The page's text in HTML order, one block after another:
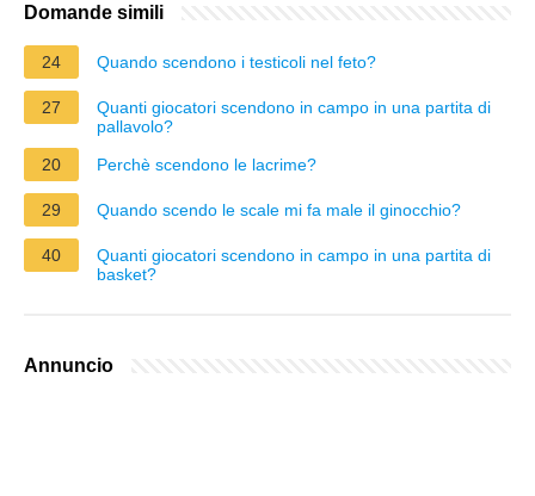
Domande simili
24 Quando scendono i testicoli nel feto?
27
Quanti giocatori scendono in campo in una partita di
pallavolo?
20
Perchè scendono le lacrime?
29 Quando scendo le scale mi fa male il ginocchio?
40
Quanti giocatori scendono in campo in una partita di
basket?
Annuncio